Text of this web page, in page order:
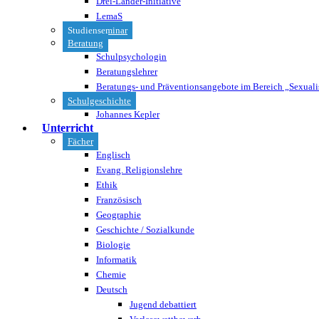
LemaS
Studienseminar
Beratung
Schulpsychologin
Beratungslehrer
Beratungs- und Präventionsangebote im Bereich
Schulgeschichte
Johannes Kepler
Unterricht
Fächer
Englisch
Evang. Religionslehre
Ethik
Französisch
Geographie
Geschichte / Sozialkunde
Biologie
Informatik
Chemie
Deutsch
Jugend debattiert